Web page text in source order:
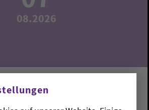
08.2026
Altenheim Langendamm
Mittelsteiner